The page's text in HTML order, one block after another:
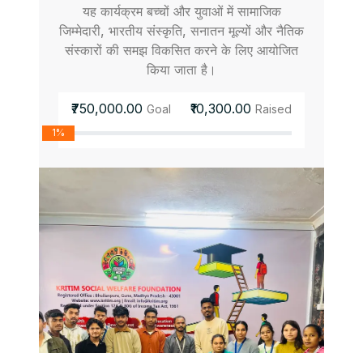
यह कार्यक्रम बच्चों और युवाओं में सामाजिक
जिम्मेदारी, भारतीय संस्कृति, सनातन मूल्यों और नैतिक
संस्कारों की समझ विकसित करने के लिए आयोजित
किया जाता है।
₹750,000.00 Goal ₹10,300.00 Raised
1%